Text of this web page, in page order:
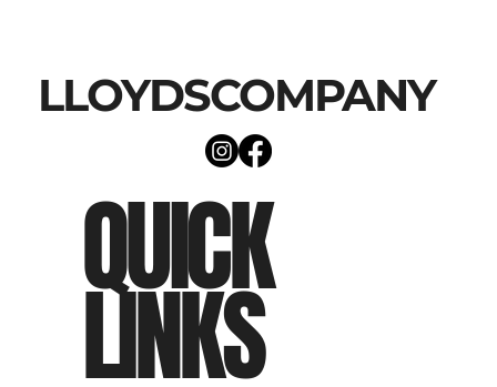
LLOYDSCOMPANY
QUICK
LINKS